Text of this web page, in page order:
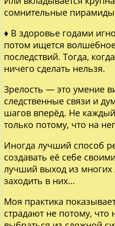
сомнительные
♦ В здоровье годами
потом ищется
последствий. Тогда,
ничего сделать нельзя.
Зрелость — это умение
следственные связи и
шагов вперёд. Не
только потому, что на
Иногда лучший способ
создавать её себе
лучший выход из
заходить в них…
Моя практика
страдают не потому, что